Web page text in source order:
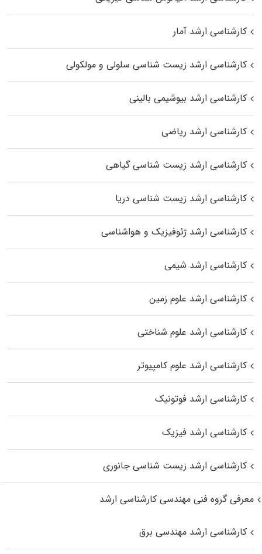
کارشناسی ارشد آمار
کارشناسی ارشد زیست شناسی سلولی و مولکولی
کارشناسی ارشد بیوشیمی بالینی
کارشناسی ارشد ریاضی
کارشناسی ارشد زیست‌ شناسی گیاهی
کارشناسی ارشد زیست‌ شناسی دریا
کارشناسی ارشد ژئوفیزیک و هواشناسی
کارشناسی ارشد شیمی
کارشناسی ارشد علوم زمین
کارشناسی ارشد علوم شناختی
کارشناسی ارشد علوم کامپیوتر
کارشناسی ارشد فوتونیک
کارشناسی ارشد فیزیک
کارشناسی ارشد زیست‌ شناسی جانوری
معرفی گروه فنی مهندسی کارشناسی ارشد
کارشناسی ارشد مهندسی برق